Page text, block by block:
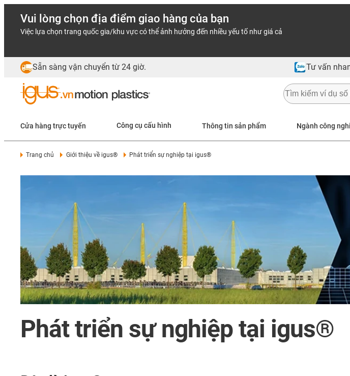
Vui lòng chọn địa điểm giao hàng của bạn
Việc lựa chọn trang quốc gia/khu vực có thể ảnh hưởng đến nhiều yếu tố như giá cả
Sẵn sàng vận chuyển từ 24 giờ. Tư vấn
Cửa hàng trực tuyến Công cụ cấu hình Thông tin sản phẩm Ngành công
Trang chủ Giới thiệu về igus® Phát triển sự nghiệp tại igus®
Phát triển sự nghiệp tại igus®